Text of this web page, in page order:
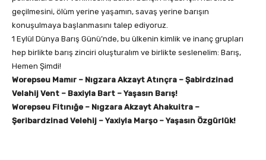
geçilmesini, ölüm yerine yaşamın, savaş yerine barışın
konuşulmaya başlanmasını talep ediyoruz.
1 Eylül Dünya Barış Günü’nde, bu ülkenin kimlik ve inanç grupları
hep birlikte barış zinciri oluşturalım ve birlikte seslenelim: Barış,
Hemen Şimdi!
Worepseu Mamır – Nıgzara Akzayt Atınçra – Şabirdzinad
Velahij Vent – Baxiyla Bart – Yaşasın Barış!
Worepseu Fitınığe – Nıgzara Akzayt Ahakuitra –
Şeribardzinad Velehij – Yaxiyla Marşo – Yaşasın Özgürlük!